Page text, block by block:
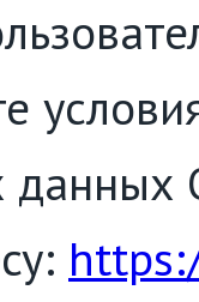
данных